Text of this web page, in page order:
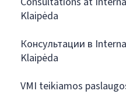
Klaipėda
Консультации в
Klaipėda
VMI teikiamos